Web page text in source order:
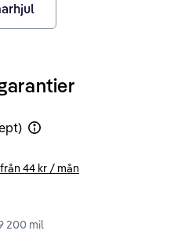
44 kr / mån
200 mil